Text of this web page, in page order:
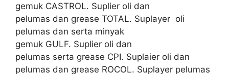
gemuk CASTROL. Suplier oli dan
pelumas dan grease TOTAL. Suplayer oli
pelumas dan serta minyak
gemuk GULF. Suplier oli dan
pelumas serta grease CPI. Suplaier oli dan
pelumas dan grease ROCOL. Suplayer pelumas